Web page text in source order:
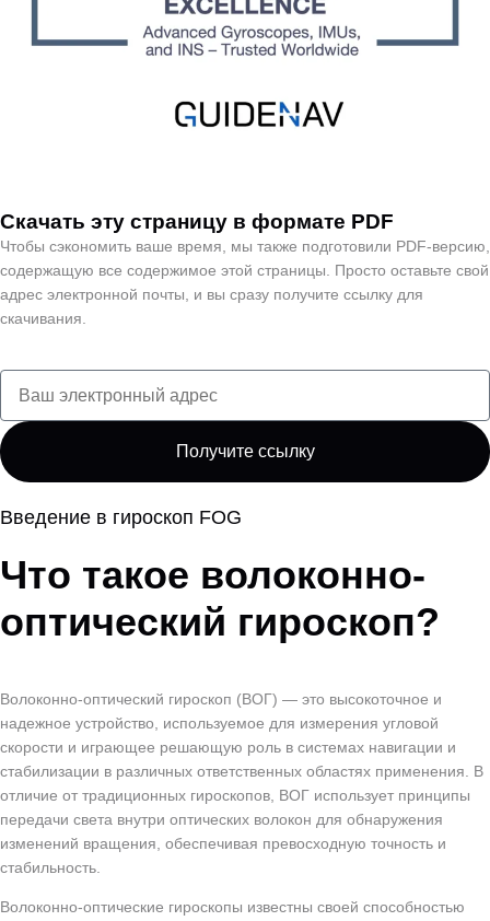
Скачать эту страницу в формате PDF
Чтобы сэкономить ваше время, мы также подготовили PDF-версию,
содержащую все содержимое этой страницы. Просто оставьте свой
адрес электронной почты, и вы сразу получите ссылку для
скачивания.
Получите ссылку
Введение в гироскоп FOG
Что такое волоконно-
оптический гироскоп?
Волоконно-оптический гироскоп (ВОГ) — это высокоточное и
надежное устройство, используемое для измерения угловой
скорости и играющее решающую роль в системах навигации и
стабилизации в различных ответственных областях применения. В
отличие от традиционных гироскопов, ВОГ использует принципы
передачи света внутри оптических волокон для обнаружения
изменений вращения, обеспечивая превосходную точность и
стабильность.
Волоконно-оптические гироскопы известны своей способностью